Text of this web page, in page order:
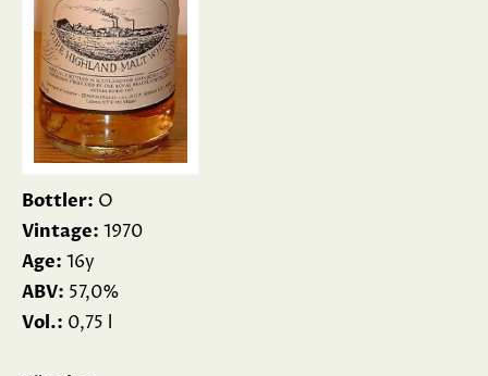
Bottler: O
Vintage: 1970
Age: 16y
ABV: 57,0%
Vol.: 0,75 l